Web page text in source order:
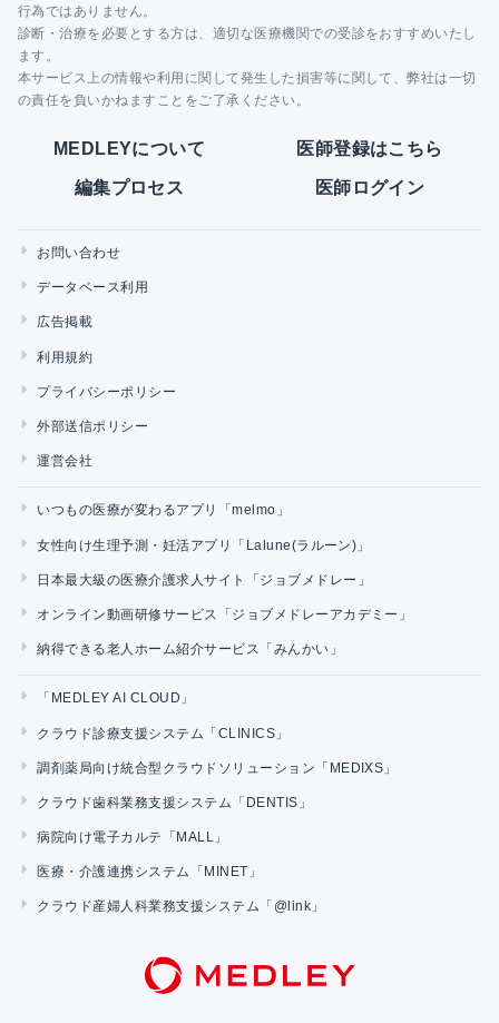
行為ではありません。
診断・治療を必要とする方は、適切な医療機関での受診をおすすめいたし
ます。
本サービス上の情報や利用に関して発生した損害等に関して、弊社は一切
の責任を負いかねますことをご了承ください。
MEDLEYについて 医師登録はこちら
編集プロセス 医師ログイン
お問い合わせ
データベース利用
広告掲載
利用規約
プライバシーポリシー
外部送信ポリシー
運営会社
いつもの医療が変わるアプリ「melmo」
女性向け生理予測・妊活アプリ「Lalune(ラルーン)」
日本最大級の医療介護求人サイト「ジョブメドレー」
オンライン動画研修サービス「ジョブメドレーアカデミー」
納得できる老人ホーム紹介サービス「みんかい」
「MEDLEY AI CLOUD」
クラウド診療支援システム「CLINICS」
調剤薬局向け統合型クラウドソリューション「MEDIXS」
クラウド歯科業務支援システム「DENTIS」
病院向け電子カルテ「MALL」
医療・介護連携システム「MINET」
クラウド産婦人科業務支援システム「@link」